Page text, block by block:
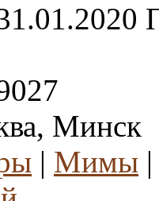
Минск
| Мимы